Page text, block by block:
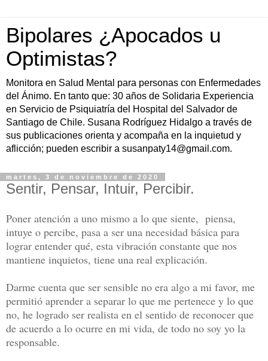
Bipolares ¿Apocados u
Optimistas?
Monitora en Salud Mental para personas con Enfermedades
del Ánimo. En tanto que: 30 años de Solidaria Experiencia
en Servicio de Psiquiatría del Hospital del Salvador de
Santiago de Chile. Susana Rodríguez Hidalgo a través de
sus publicaciones orienta y acompaña en la inquietud y
aflicción; pueden escribir a susanpaty14@gmail.com.
martes, 3 de noviembre de 2020
Sentir, Pensar, Intuir, Percibir.
Poner atención a uno mismo a lo que siente, piensa,
intuye o percibe, pasa a ser una necesidad básica para
lograr entender qué, esta vibración constante que nos
mantiene inquietos, tiene una real explicación.
Darme cuenta que ser sensible no era algo a mi favor, me
permitió aprender a separar lo que me pertenece y lo que
no, he logrado ser realista en el sentido de reconocer que
de acuerdo a lo ocurre en mi vida, de todo no soy yo la
responsable.